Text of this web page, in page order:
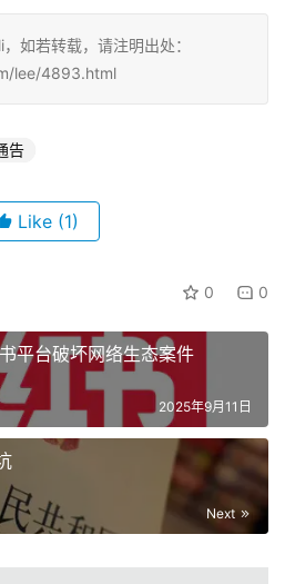
如若转载，请注明出处：
lee/4893.html
告
Like (1)
0 0
平台破坏网络生态案件
2025年9月11日
Next